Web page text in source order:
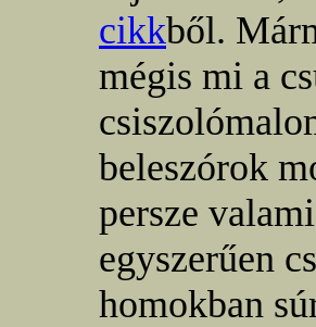
cikkből.
mégis mi a
beleszórok
persze
egyszerűen
homokban